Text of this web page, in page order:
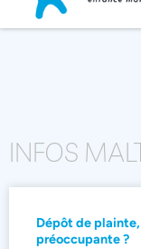
INFOS
Dépôt de
préoccupante ?